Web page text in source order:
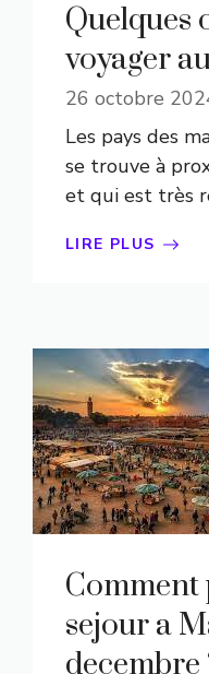
Quelques
voyager
26 octobre
Les pays des
se trouve à
et qui est très
LIRE PLUS
Comment
sejour a
decembre